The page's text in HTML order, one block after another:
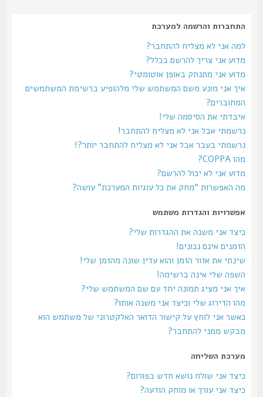
התחברות והרשמה למערכת
למה אני לא מצליח להתחבר?
מדוע אני צריך להרשם בכלל?
מדוע אני מתנתק באופן אוטומטי?
איך אני מונע משם המשתמש שלי מלהופיע ברשימת המשתמשים
המחוברים?
איבדתי את הסיסמה שלי!
נרשמתי אבל אני לא מצליח להתחבר!
נרשמתי בעבר אבל אני לא מצליח להתחבר יותר?!
מדוע אני לא יכול להרשם?
מה האפשרות “מחק את כל עוגיות המערכת” עושה?
אפשרויות והגדרות משתמש
כיצד אני משנה את ההגדרות שלי?
הזמנים אינם נכונים!
שינתי את אזור הזמן והוא עדין שונה מהזמן שלי!
השפה שלי אינה ברשימה!
איך אני מציג תמונה יחד עם שם המשתמש שלי?
מהו הדירוג שלי וכיצד אני משנה אותו?
כאשר אני לוחץ על קישור הדואר האלקטרוני של משתמש הוא
מבקש ממני להתחבר?
מערכת השליחה
כיצד אני שולח נושא חדש בפורום?
כיצד אני עורך או מוחק הודעה?